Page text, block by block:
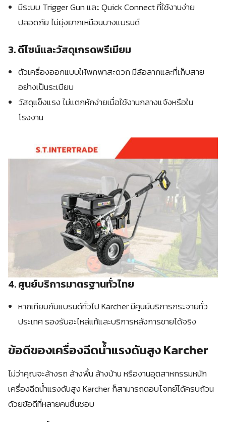
มีระบบ Trigger Gun และ Quick Connect ที่ใช้งานง่าย
ปลอดภัย ไม่ยุ่งยากเหมือนบางแบรนด์
3. ดีไซน์และวัสดุเกรดพรีเมียม
ตัวเครื่องออกแบบให้พกพาสะดวก มีล้อลากและที่เก็บสาย
อย่างเป็นระเบียบ
วัสดุแข็งแรง ไม่แตกหักง่ายเมื่อใช้งานกลางแจ้งหรือใน
โรงงาน
4. ศูนย์บริการมาตรฐานทั่วไทย
หากเทียบกับแบรนด์ทั่วไป Karcher มีศูนย์บริการกระจายทั่ว
ประเทศ รองรับอะไหล่แท้และบริการหลังการขายได้จริง
ข้อดีของเครื่องฉีดน้ำแรงดันสูง Karcher
ไม่ว่าคุณจะล้างรถ ล้างพื้น ล้างบ้าน หรืองานอุตสาหกรรมหนัก
เครื่องฉีดน้ำแรงดันสูง Karcher ก็สามารถตอบโจทย์ได้ครบถ้วน
ด้วยข้อดีที่หลายคนชื่นชอบ